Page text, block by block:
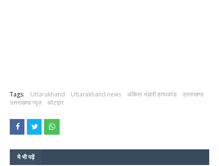
Tags: Uttarakhand Uttarakhand news अंकिता भंडारी हत्याकांड
उत्तराखण्ड
उत्तराखण्ड न्यूज़
कोटद्वार
ये भी पढ़ें